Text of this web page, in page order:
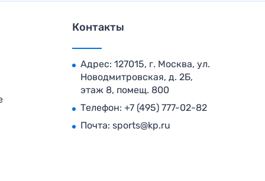
Контакты
Адрес: 127015, г. Москва, ул.
Новодмитровская, д. 2Б,
этаж 8, помещ. 800
Телефон: +7 (495) 777-02-82
Почта: sports@kp.ru